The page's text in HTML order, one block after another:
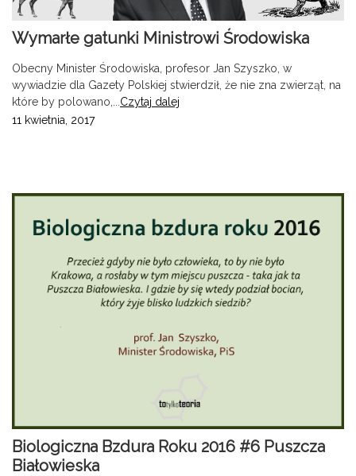
Wymarłe gatunki Ministrowi Środowiska
Obecny Minister Środowiska, profesor Jan Szyszko, w
wywiadzie dla Gazety Polskiej stwierdził, że nie zna zwierząt, na
które by polowano,... Czytaj dalej
11 kwietnia, 2017
Biologiczna Bzdura Roku 2016 #6 Puszcza
Białowieska